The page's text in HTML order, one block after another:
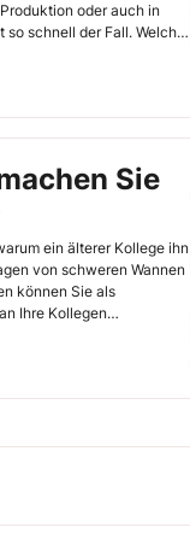
oder auch in
schnell der Fall. Welche
Sie
ein älterer Kollege ihn
von schweren Wannen
können Sie als
Ihre Kollegen